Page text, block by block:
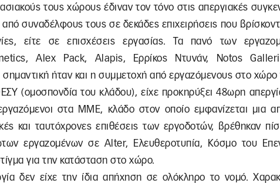
τους χώρους έδιναν τον τόνο στις απεργιακές
συναδέλφους τους σε δεκάδες επιχειρήσεις που
είτε σε επισχέσεις εργασίας. Τα πανό των
Alex Pack, Alapis, Ερρίκος Ντυνάν, Notos
ήταν και η συμμετοχή από εργαζόμενους στο
(ομοσπονδία του κλάδου), είχε προκηρύξει 48ωρη
στα ΜΜΕ, κλάδο στον οποίο εμφανίζεται μια
και ταυτόχρονες επιθέσεις των εργοδοτών, βρέθηκαν
εργαζομένων σε Alter, Eλευθεροτυπία, Κόσμο του
για την κατάσταση στο χώρο.
δεν είχε την ίδια απήχηση σε ολόκληρο το νομό.